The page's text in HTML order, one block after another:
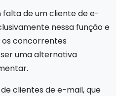
falta de um cliente de e-
nessa função e
os concorrentes
uma alternativa
clientes de e-mail, que